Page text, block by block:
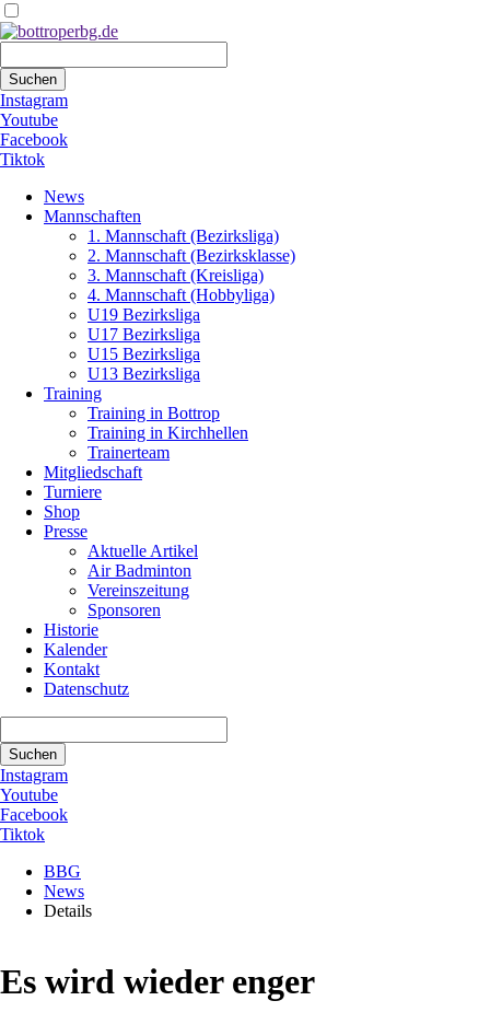
Suchen
Instagram
Youtube
Facebook
Tiktok
überspringen
News
Mannschaften
1. Mannschaft (Bezirksliga)
2. Mannschaft (Bezirksklasse)
3. Mannschaft (Kreisliga)
4. Mannschaft (Hobbyliga)
U19 Bezirksliga
U17 Bezirksliga
U15 Bezirksliga
U13 Bezirksliga
Training
Training in Bottrop
Training in Kirchhellen
Trainerteam
Mitgliedschaft
Turniere
Shop
Presse
Aktuelle Artikel
Air Badminton
Vereinszeitung
Sponsoren
Historie
Kalender
Kontakt
Datenschutz
Suchen
Instagram
Youtube
Facebook
Tiktok
BBG
News
Details
Es wird wieder enger